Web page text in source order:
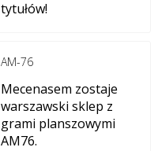
tytułów!
AM-76
Mecenasem zostaje
warszawski sklep z
grami planszowymi
AM76.